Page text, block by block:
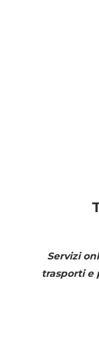
Servizi
trasporti e